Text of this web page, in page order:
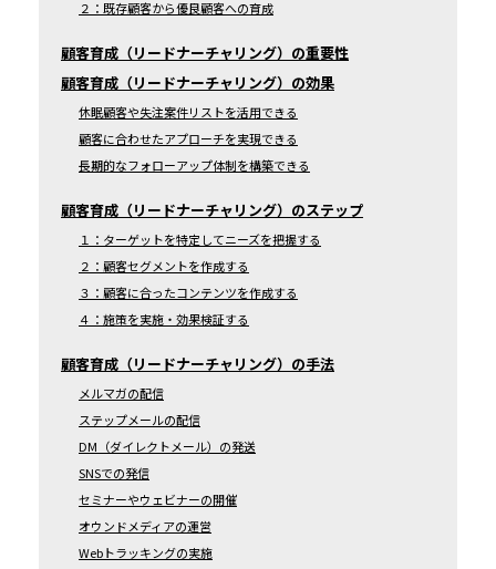
２：既存顧客から優良顧客への育成
顧客育成（リードナーチャリング）の重要性
顧客育成（リードナーチャリング）の効果
休眠顧客や失注案件リストを活用できる
顧客に合わせたアプローチを実現できる
長期的なフォローアップ体制を構築できる
顧客育成（リードナーチャリング）のステップ
１：ターゲットを特定してニーズを把握する
２：顧客セグメントを作成する
３：顧客に合ったコンテンツを作成する
４：施策を実施・効果検証する
顧客育成（リードナーチャリング）の手法
メルマガの配信
ステップメールの配信
DM（ダイレクトメール）の発送
SNSでの発信
セミナーやウェビナーの開催
オウンドメディアの運営
Webトラッキングの実施